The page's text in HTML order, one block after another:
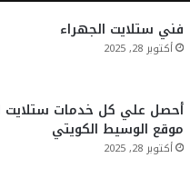
فني ستلايت الجهراء
أكتوبر 28, 2025
أحصل علي كل خدمات ستلايت
موقع الوسيط الكويتي
أكتوبر 28, 2025